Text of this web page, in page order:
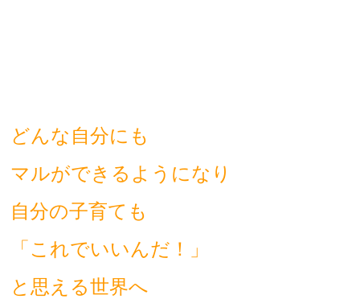
どんな自分にも
マルができるようになり
自分の子育ても
「これでいいんだ！」
と思える世界へ